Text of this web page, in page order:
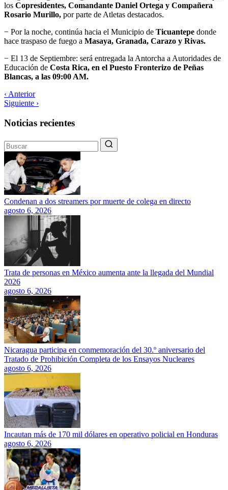
los Copresidentes, Comandante Daniel Ortega y Compañera
Rosario Murillo, por parte de Atletas destacados.
− Por la noche, continúa hacia el Municipio de Ticuantepe donde
hace traspaso de fuego a Masaya, Granada, Carazo y Rivas.
− El 13 de Septiembre: será entregada la Antorcha a Autoridades de
Educación de Costa Rica, en el Puesto Fronterizo de Peñas
Blancas, a las 09:00 AM.
‹ Anterior
Siguiente ›
Noticias recientes
Condenan a dos streamers por muerte de colega en directo
agosto 6, 2026
Trata de personas en México aumenta ante la llegada del Mundial
2026
agosto 6, 2026
Nicaragua participa en conmemoración del 30.º aniversario del
Tratado de Prohibición Completa de los Ensayos Nucleares
agosto 6, 2026
Incautan más de 170 mil dólares en operativo policial en Honduras
agosto 6, 2026